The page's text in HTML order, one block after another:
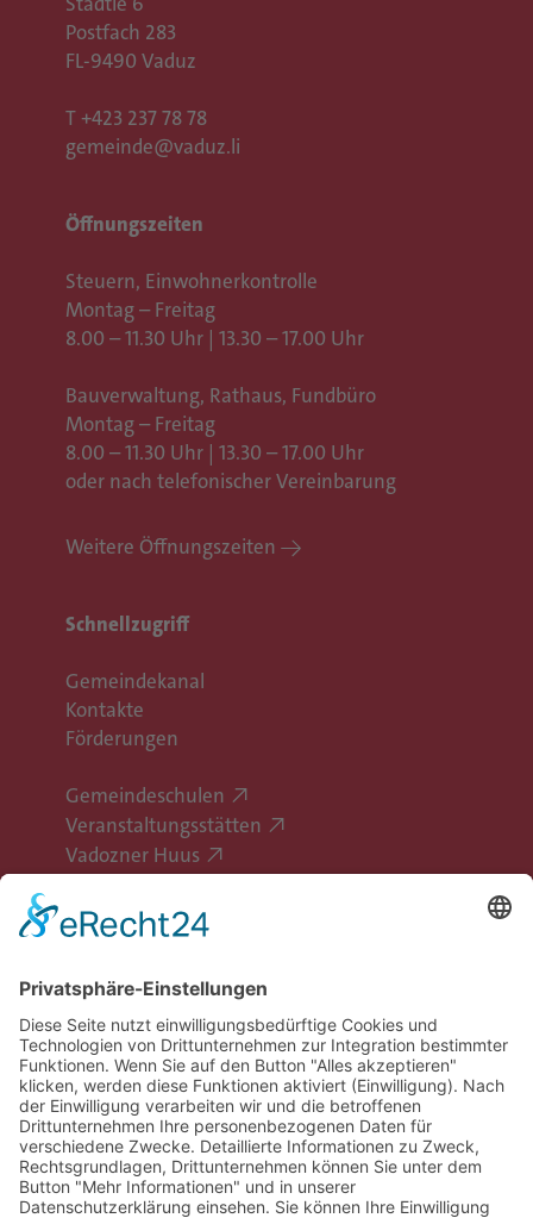
Postfach 283
FL-9490 Vaduz
T +423 237 78 78
gemeinde@vaduz.li
Öffnungszeiten
Steuern, Einwohnerkontrolle
Montag – Freitag
8.00 – 11.30 Uhr | 13.30 – 17.00 Uhr
Bauverwaltung, Rathaus, Fundbüro
Montag – Freitag
8.00 – 11.30 Uhr | 13.30 – 17.00 Uhr
oder nach telefonischer Vereinbarung
Weitere Öffnungszeiten
Schnellzugriff
Gemeindekanal
Kontakte
Förderungen
Gemeindeschulen
Veranstaltungsstätten
Vadozner Huus